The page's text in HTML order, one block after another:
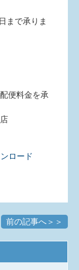
まで承りま
便料金を承
ロード
前の記事へ＞＞